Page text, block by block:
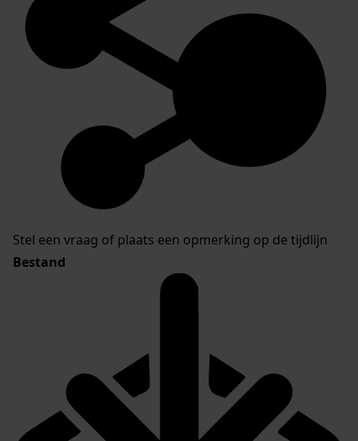
Stel een vraag of plaats een opmerking op de tijdlijn
Bestand